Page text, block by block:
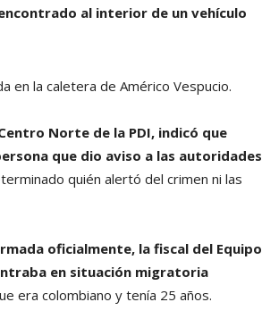
al interior de un vehículo
en la caletera de Américo Vespucio.
Norte de la PDI, indicó que
que dio aviso a las autoridades
quién alertó del crimen ni las
oficialmente, la fiscal del Equipo
en situación migratoria
era colombiano y tenía 25 años.